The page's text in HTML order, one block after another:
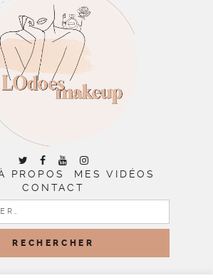
PROPOS
MES VIDÉOS
CONTACT
RECHERCHER :